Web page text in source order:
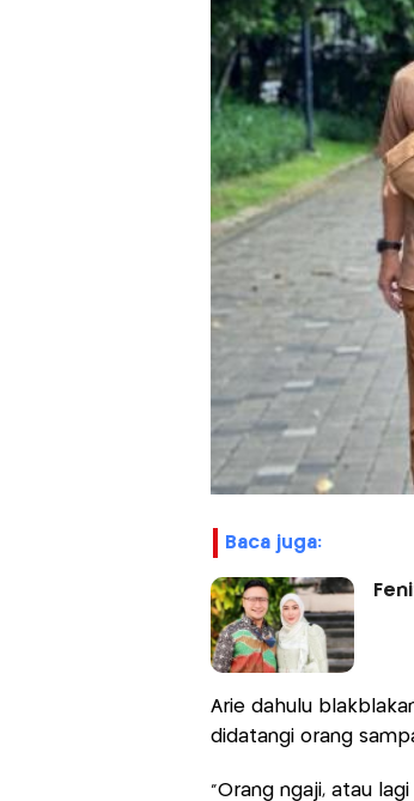
baca juga:
Arie dahulu
didatangi orang
"Orang ngaji, atau